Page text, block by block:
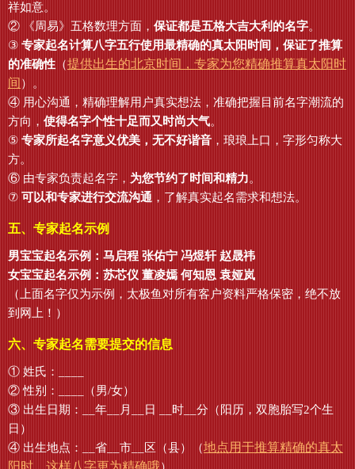
祥如意。
② 《周易》五格数理方面， 保证都是五格大吉大利的名字。
③ 专家起名计算八字五行使用最精确的真太阳时间，保证了推算
的准确性 （提供出生的北京时间，专家为您精确推算真太阳时
间 ）。
④ 用心沟通，精确理解用户真实想法，准确把握目前名字潮流的
方向， 使得名字个性十足而又时尚大气。
⑤ 专家所起名字意义优美，无不好谐音 ，琅琅上口，字形匀称大
方。
⑥ 由专家负责起名字， 为您节约了时间和精力。
⑦ 可以和专家进行交流沟通 ，了解真实起名需求和想法。
五、专家起名示例
男宝宝起名示例：马启程 张佑宁 冯煜轩 赵晟祎
女宝宝起名示例：苏芯仪 董凌嫣 何知恩 袁娅岚
（上面名字仅为示例，太极鱼对所有客户资料严格保密，绝不放
到网上！）
六、专家起名需要提交的信息
① 姓氏：____
② 性别：____（男/女）
③ 出生日期：__年__月__日 __时__分（阳历，双胞胎写2个生
日）
④ 出生地点：__省__市__区（县）（地点用于推算精确的真太